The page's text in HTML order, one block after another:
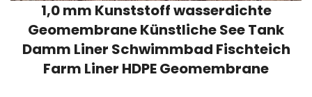
1,0 mm Kunststoff wasserdichte
Geomembrane Künstliche See Tank
Damm Liner Schwimmbad Fischteich
Farm Liner HDPE Geomembrane